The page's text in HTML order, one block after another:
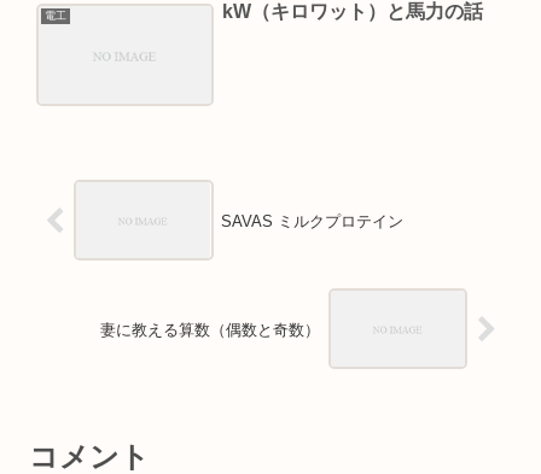
電工 kW（キロワット）と馬力の話
SAVAS ミルクプロテイン
妻に教える算数（偶数と奇数）
コメント